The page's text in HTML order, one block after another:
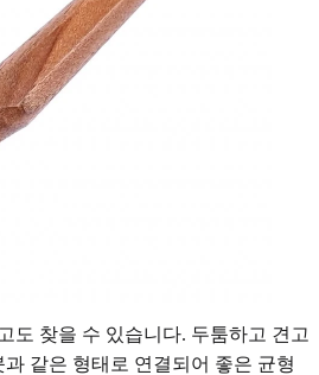
도 찾을 수 있습니다. 두툼하고 견고
같은 형태로 연결되어 좋은 균형